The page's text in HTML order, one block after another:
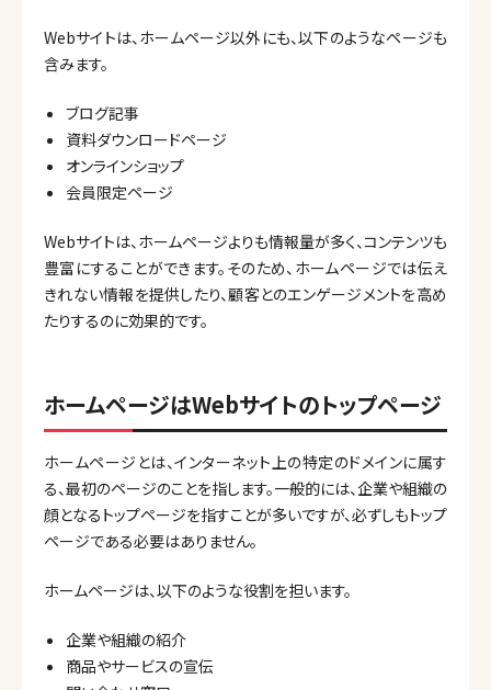
Webサイトは、ホームページ以外にも、以下のようなページも
含みます。
ブログ記事
資料ダウンロードページ
オンラインショップ
会員限定ページ
Webサイトは、ホームページよりも情報量が多く、コンテンツも
豊富にすることができます。そのため、ホームページでは伝え
きれない情報を提供したり、顧客とのエンゲージメントを高め
たりするのに効果的です。
ホームページはWebサイトのトップページ
ホームページとは、インターネット上の特定のドメインに属す
る、最初のページのことを指します。一般的には、企業や組織の
顔となるトップページを指すことが多いですが、必ずしもトップ
ページである必要はありません。
ホームページは、以下のような役割を担います。
企業や組織の紹介
商品やサービスの宣伝